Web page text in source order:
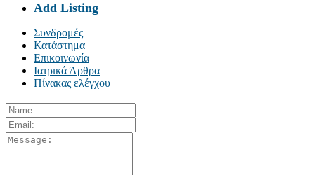
Add Listing
Συνδρομές
Κατάστημα
Επικοινωνία
Ιατρικά Άρθρα
Πίνακας ελέγχου